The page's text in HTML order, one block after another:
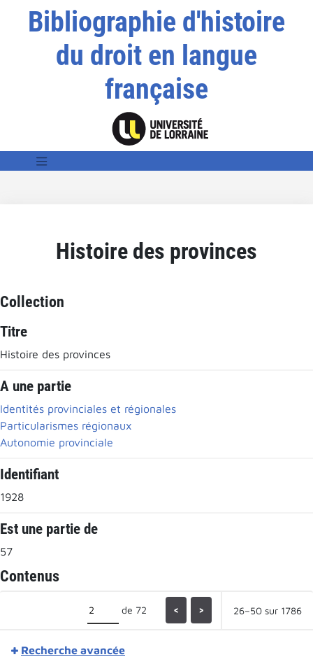
Bibliographie d'histoire
du droit en langue
française
Histoire des provinces
Collection
Titre
Histoire des provinces
A une partie
Identités provinciales et régionales
Particularismes régionaux
Autonomie provinciale
Identifiant
1928
Est une partie de
57
Contenus
de 72 < > 26–50 sur 1786
Recherche avancée